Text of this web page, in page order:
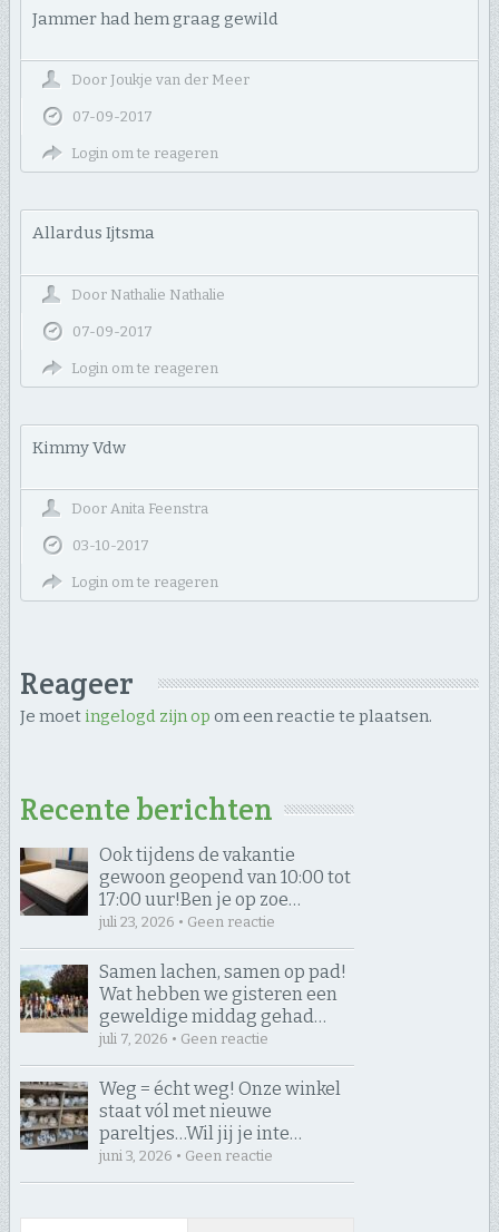
Jammer had hem graag gewild
Door Joukje van der Meer
07-09-2017
Login om te reageren
Allardus Ijtsma
Door Nathalie Nathalie
07-09-2017
Login om te reageren
Kimmy Vdw
Door Anita Feenstra
03-10-2017
Login om te reageren
Reageer
Je moet ingelogd zijn op om een reactie te plaatsen.
Recente berichten
Ook tijdens de vakantie
gewoon geopend van 10:00 tot
17:00 uur! ​Ben je op zoe…
juli 23, 2026 • Geen reactie
Samen lachen, samen op pad! ​
Wat hebben we gisteren een
geweldige middag gehad…
juli 7, 2026 • Geen reactie
Weg = écht weg! Onze winkel
staat vól met nieuwe
pareltjes… ​Wil jij je inte…
juni 3, 2026 • Geen reactie